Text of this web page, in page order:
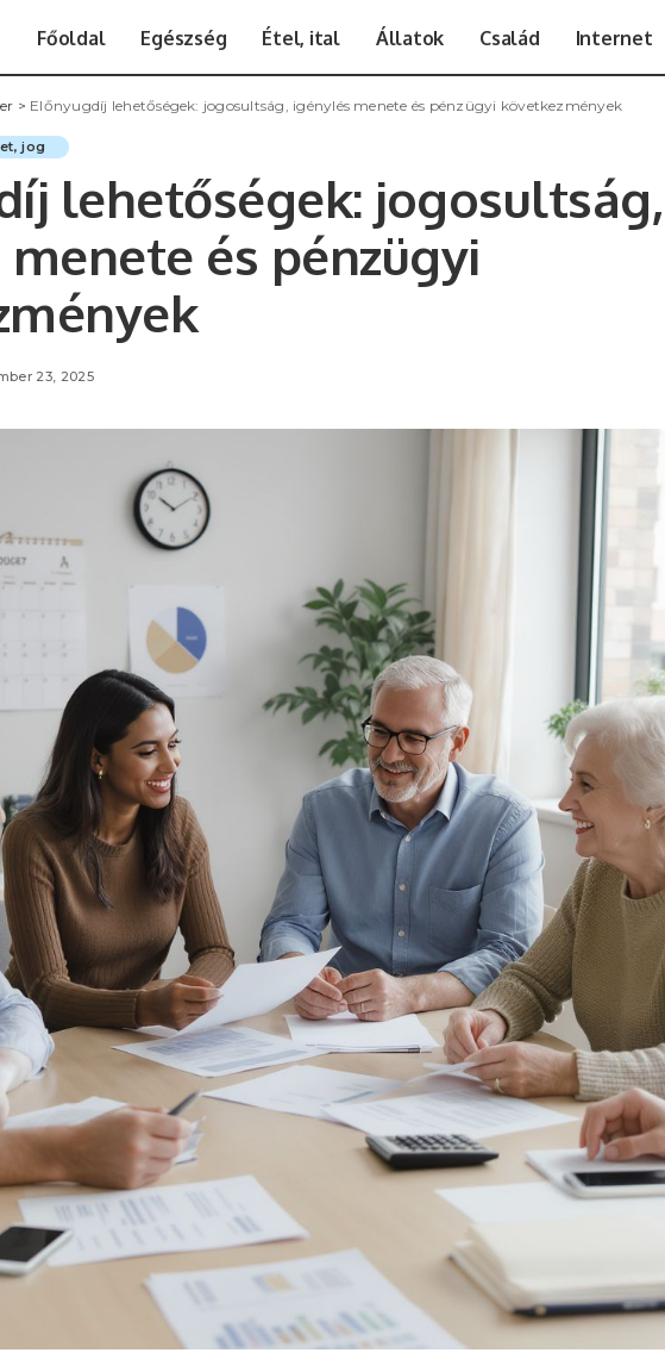
Főoldal Egészség Étel, ital Állatok Család Internet
> Előnyugdíj lehetőségek: jogosultság, igénylés menete és pénzügyi következmények
jog
lehetőségek: jogosultság,
és pénzügyi
23, 2025